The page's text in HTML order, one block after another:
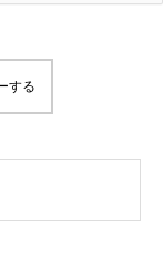
する